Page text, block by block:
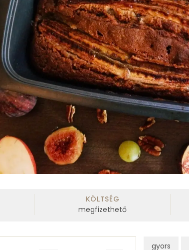
KÖLTSÉG
megfizethető
gyors